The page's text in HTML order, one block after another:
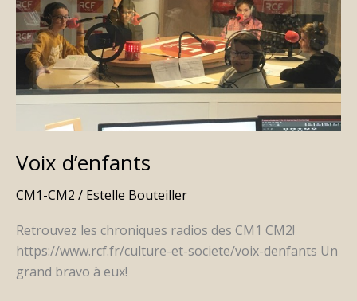
Voix d’enfants
CM1-CM2 / Estelle Bouteiller
Retrouvez les chroniques radios des CM1 CM2!
https://www.rcf.fr/culture-et-societe/voix-denfants Un
grand bravo à eux!